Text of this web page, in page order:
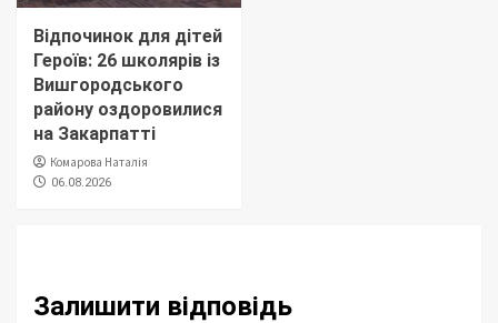
Відпочинок для дітей
Героїв: 26 школярів із
Вишгородського
району оздоровилися
на Закарпатті
Комарова Наталія
06.08.2026
Залишити відповідь